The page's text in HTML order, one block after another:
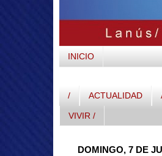
INICIO
/ ACTUALIDAD
VIVIR /
DOMINGO, 7 DE